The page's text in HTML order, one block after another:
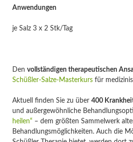
Anwendungen
je Salz 3 x 2 Stk/Tag
Den vollständigen therapeutischen
Schüßler-Salze-Masterkursfür
Aktuell finden Sie zu über 400
und außergewöhnliche
heilen“– dem größten Sammelwerk
Behandlungsmöglichkeiten. Auch die